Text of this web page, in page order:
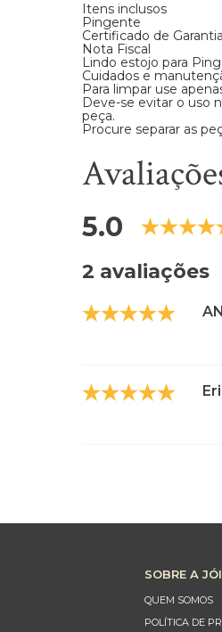
Itens inclusos
Pingente
Certificado de Garantia
Nota Fiscal
Lindo estojo para
Cuidados e
Para limpar use
Deve-se evitar o uso
peça.
Procure separar as
5.0
2 avaliações
SOBRE A
QUEM SOMOS
POLÍTICA DE